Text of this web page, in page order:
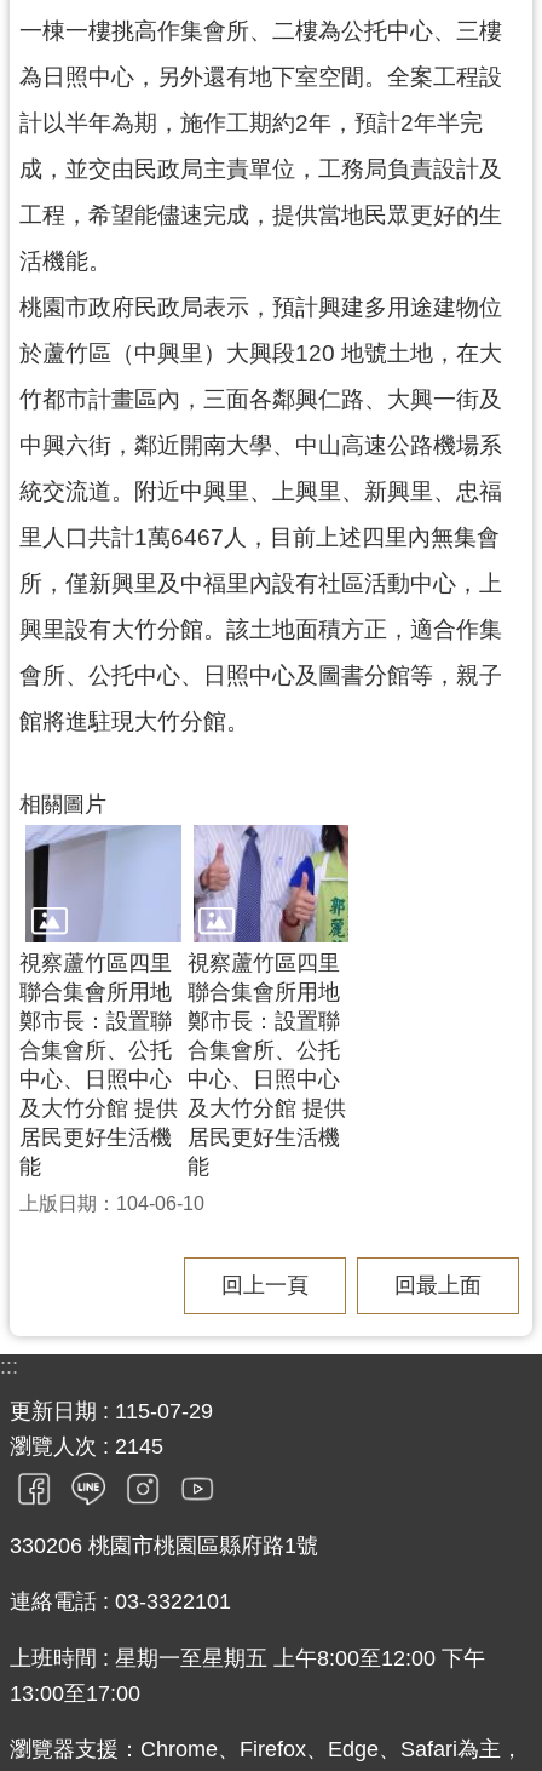
告
一棟一樓挑高作集會所、二樓為公托中心、三樓
為日照中心，另外還有地下室空間。全案工程設
計以半年為期，施作工期約2年，預計2年半完
成，並交由民政局主責單位，工務局負責設計及
工程，希望能儘速完成，提供當地民眾更好的生
活機能。
桃園市政府民政局表示，預計興建多用途建物位
於蘆竹區（中興里）大興段120 地號土地，在大
竹都市計畫區內，三面各鄰興仁路、大興一街及
中興六街，鄰近開南大學、中山高速公路機場系
統交流道。附近中興里、上興里、新興里、忠福
里人口共計1萬6467人，目前上述四里內無集會
所，僅新興里及中福里內設有社區活動中心，上
興里設有大竹分館。該土地面積方正，適合作集
會所、公托中心、日照中心及圖書分館等，親子
館將進駐現大竹分館。
相關圖片
視察蘆竹區四里
聯合集會所用地
鄭市長：設置聯
合集會所、公托
中心、日照中心
及大竹分館 提供
居民更好生活機
能
視察蘆竹區四里
聯合集會所用地
鄭市長：設置聯
合集會所、公托
中心、日照中心
及大竹分館 提供
居民更好生活機
能
上版日期：104-06-10
回上一頁 回最上面
:::
更新日期
115-07-29
瀏覽人次
2145
330206 桃園市桃園區縣府路1號
連絡電話 : 03-3322101
上班時間 : 星期一至星期五 上午8:00至12:00 下午
13:00至17:00
瀏覽器支援：Chrome、Firefox、Edge、Safari為主，